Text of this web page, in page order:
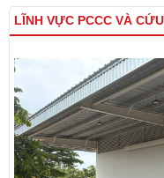
LĨNH VỰC PCCC VÀ